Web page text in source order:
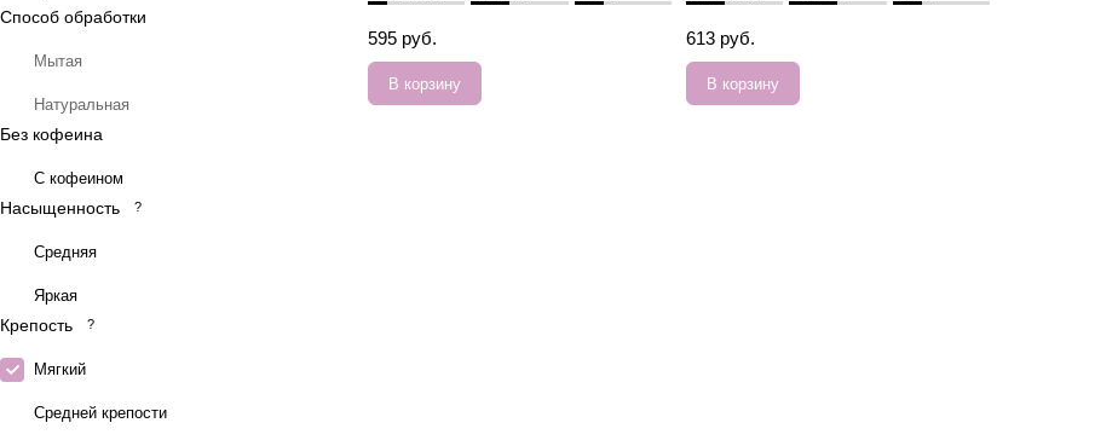
595 руб.
В корзину
613 руб.
В корзину
Способ обработки
Мытая
Натуральная
Без кофеина
С кофеином
Насыщенность ?
Средняя
Яркая
Крепость ?
Мягкий
Средней крепости